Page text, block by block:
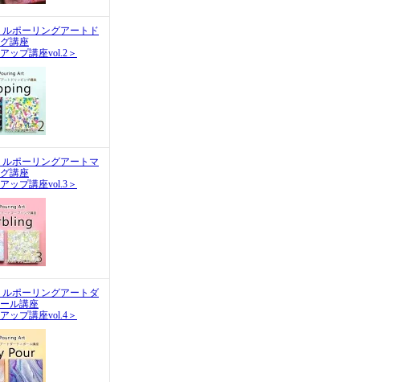
ルポーリングアートド
講座
ップ講座vol.2＞
ルポーリングアートマ
講座
ップ講座vol.3＞
ルポーリングアートダ
ル講座
ップ講座vol.4＞